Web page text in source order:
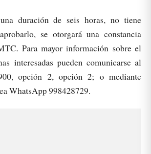
duración de seis horas, no tiene
se otorgará una constancia
Para mayor información sobre el
interesadas pueden comunicarse al
opción 2, opción 2; o mediante
WhatsApp 998428729.